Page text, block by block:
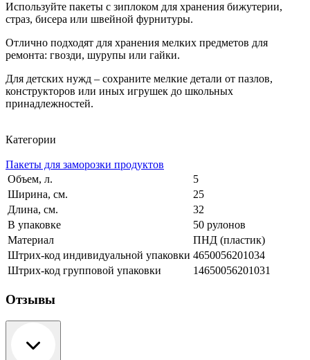
Используйте пакеты с зиплоком для хранения бижутерии,
страз, бисера или швейной фурнитуры.
Отлично подходят для хранения мелких предметов для
ремонта: гвозди, шурупы или гайки.
Для детских нужд – сохраните мелкие детали от пазлов,
конструкторов или иных игрушек до школьных
принадлежностей.
Категории
Пакеты для заморозки продуктов
Объем, л.
5
Ширина, см.
25
Длина, см.
32
В упаковке
50 рулонов
Материал
ПНД (пластик)
Штрих-код индивидуальной упаковки 4650056201034
Штрих-код групповой упаковки
14650056201031
Отзывы